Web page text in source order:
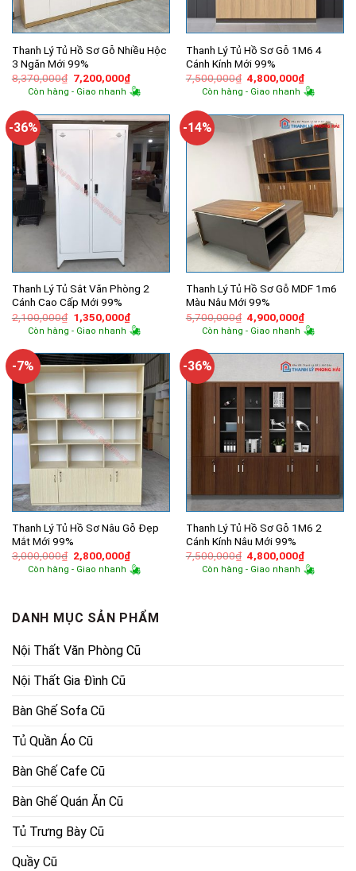
Thanh Lý Tủ Hồ Sơ Gỗ Nhiều Hộc
3 Ngăn Mới 99%
8,370,000₫ Giá
gốc
là:
7,200,000₫Giá
hiện
tại
7,200,000₫.
Còn hàng - Giao nhanh
Thanh Lý Tủ Hồ Sơ Gỗ 1M6 4
Cánh Kính Mới 99%
7,500,000₫ Giá
gốc
là:
4,800,000₫Giá
hiện
tại
Còn hàng - Giao nhanh
-36%
Thanh Lý Tủ Sắt Văn Phòng 2
Cánh Cao Cấp Mới 99%
2,100,000₫ Giá
gốc
là:
1,350,000₫Giá
hiện
tại
1,350,000₫.
Còn hàng - Giao nhanh
-14%
Thanh Lý Tủ Hồ Sơ Gỗ MDF 1m6
Màu Nâu Mới 99%
5,700,000₫ Giá
gốc
là:
4,900,000₫Giá
hiện
tại
Còn hàng - Giao nhanh
-7%
Thanh Lý Tủ Hồ Sơ Nâu Gỗ Đẹp
Mắt Mới 99%
3,000,000₫ Giá
gốc
là:
2,800,000₫Giá
hiện
tại
Còn hàng - Giao nhanh
-36%
Thanh Lý Tủ Hồ Sơ Gỗ 1M6 2
Cánh Kính Nâu Mới 99%
7,500,000₫ Giá
gốc
là:
4,800,000₫Giá
hiện
tại
Còn hàng - Giao nhanh
DANH MỤC SẢN PHẨM
Nội Thất Văn Phòng Cũ
Nội Thất Gia Đình Cũ
Bàn Ghế Sofa Cũ
Tủ Quần Áo Cũ
Bàn Ghế Cafe Cũ
Bàn Ghế Quán Ăn Cũ
Tủ Trưng Bày Cũ
Quầy Cũ